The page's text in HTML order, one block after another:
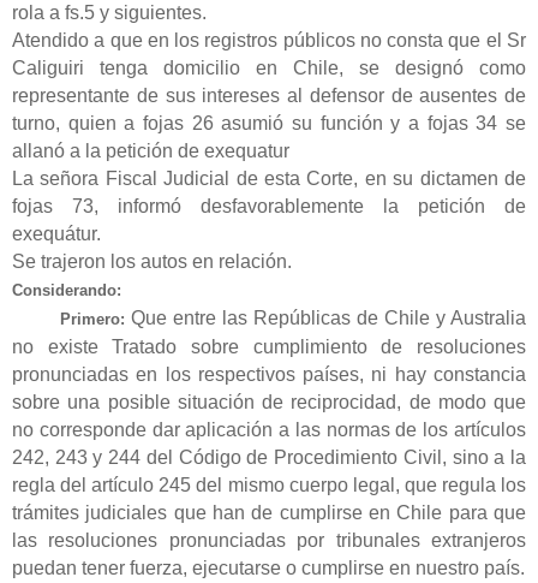
rola a fs.5 y siguientes.
Atendido a que en los registros públicos no consta que el Sr
Caliguiri tenga domicilio en Chile, se designó como
representante de sus intereses al defensor de ausentes de
turno, quien a fojas 26 asumió su función y a fojas 34 se
allanó a la petición de exequatur
La señora Fiscal Judicial de esta Corte, en su dictamen de
fojas 73, informó desfavorablemente la petición de
exequátur.
Se trajeron los autos en relación.
Considerando:
Primero: Que entre las Repúblicas de Chile y Australia
no existe Tratado sobre cumplimiento de resoluciones
pronunciadas en los respectivos países, ni hay constancia
sobre una posible situación de reciprocidad, de modo que
no corresponde dar aplicación a las normas de los artículos
242, 243 y 244 del Código de Procedimiento Civil, sino a la
regla del artículo 245 del mismo cuerpo legal, que regula los
trámites judiciales que han de cumplirse en Chile para que
las resoluciones pronunciadas por tribunales extranjeros
puedan tener fuerza, ejecutarse o cumplirse en nuestro país.